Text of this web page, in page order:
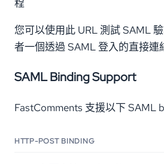
程
您可以使用此 URL 測試 SAML
者一個透過 SAML 登入的直接連
SAML Binding Support
FastComments 支援以下 SAML
HTTP-POST BINDING